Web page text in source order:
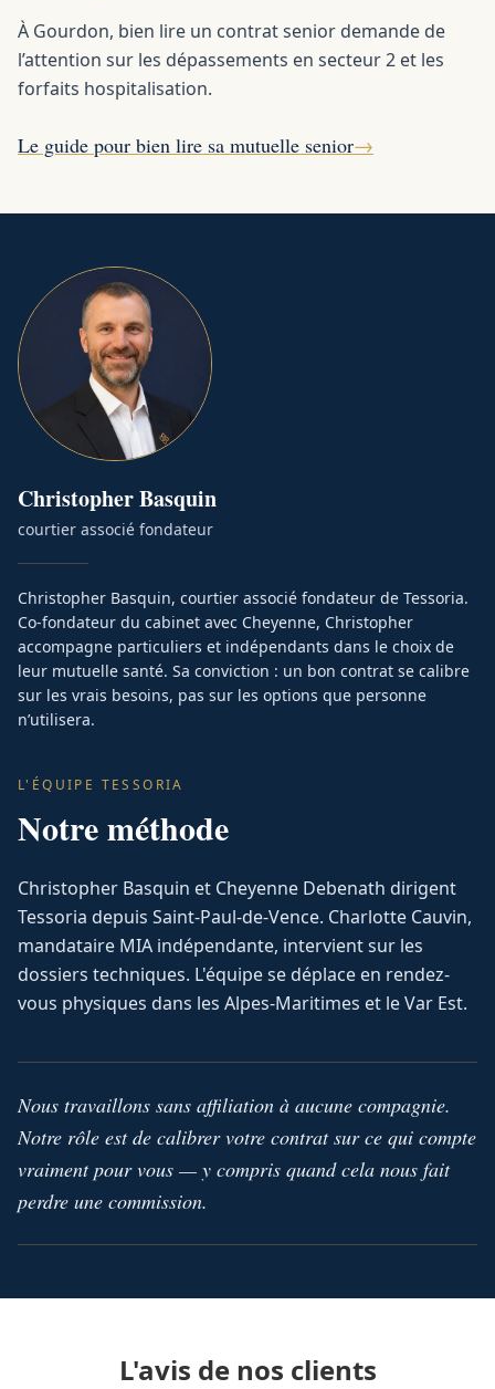
À Gourdon, bien lire un contrat senior demande de
l’attention sur les dépassements en secteur 2 et les
forfaits hospitalisation.
Le guide pour bien lire sa mutuelle senior→
ChristopherBasquin
courtier associé fondateur
Christopher Basquin, courtier associé fondateur de Tessoria.
Co-fondateur du cabinet avec Cheyenne, Christopher
accompagne particuliers et indépendants dans le choix de
leur mutuelle santé. Sa conviction : un bon contrat se calibre
sur les vrais besoins, pas sur les options que personne
n’utilisera.
L'ÉQUIPE TESSORIA
Notre méthode
Christopher Basquin et Cheyenne Debenath dirigent
Tessoria depuis Saint-Paul-de-Vence. Charlotte Cauvin,
mandataire MIA indépendante, intervient sur les
dossiers techniques. L'équipe se déplace en rendez-
vous physiques dans les Alpes-Maritimes et le Var Est.
Nous travaillons sans affiliation à aucune compagnie.
Notre rôle est de calibrer votre contrat sur ce qui compte
vraiment pour vous — y compris quand cela nous fait
perdre une commission.
L'avis de nos clients